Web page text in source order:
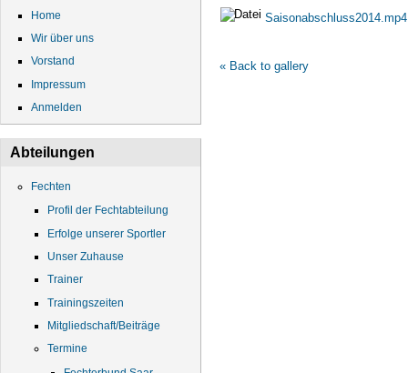
Home
Wir über uns
Vorstand
Impressum
Anmelden
Abteilungen
Fechten
Profil der Fechtabteilung
Erfolge unserer Sportler
Unser Zuhause
Trainer
Trainingszeiten
Mitgliedschaft/Beiträge
Termine
Saisonabschluss2014.mp4
« Back to gallery